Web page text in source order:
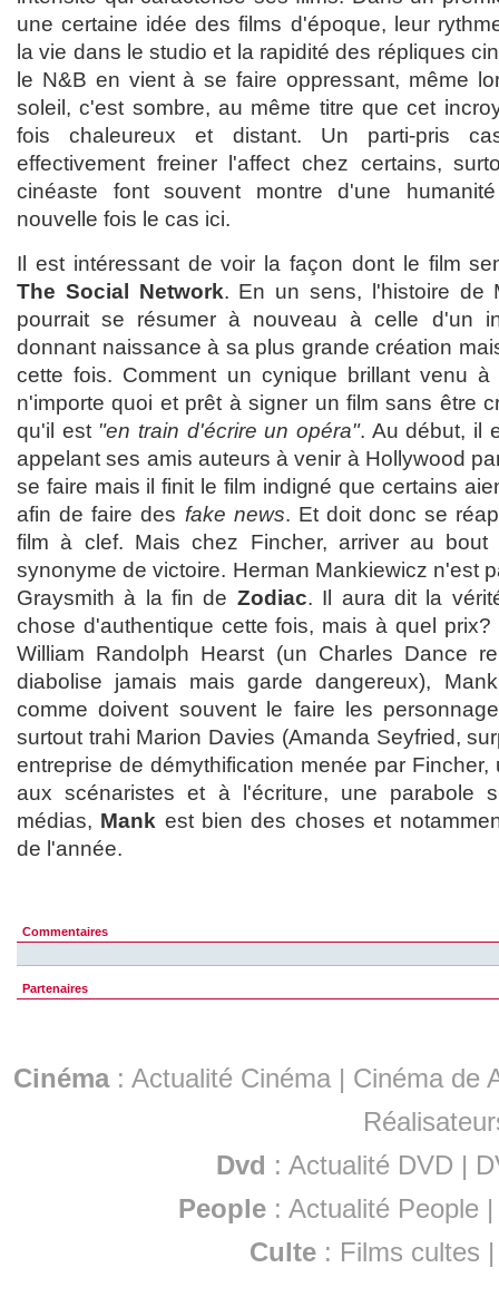
une certaine idée des films d'époque, leur
la vie dans le studio et la rapidité des répliques
le N&B en vient à se faire oppressant, même
soleil, c'est sombre, au même titre que cet
fois chaleureux et distant. Un parti-pris
effectivement freiner l'affect chez certains,
cinéaste font souvent montre d'une
nouvelle fois le cas ici.
Il est intéressant de voir la façon dont le film
The Social Network. En un sens, l'histoire de
pourrait se résumer à nouveau à celle d'un
donnant naissance à sa plus grande création
cette fois. Comment un cynique brillant venu à
n'importe quoi et prêt à signer un film sans être
qu'il est "en train d'écrire un opéra". Au début, il
appelant ses amis auteurs à venir à Hollywood
se faire mais il finit le film indigné que certains
afin de faire des fake news. Et doit donc se
film à clef. Mais chez Fincher, arriver au
synonyme de victoire. Herman Mankiewicz n'est
Graysmith à la fin de Zodiac. Il aura dit la
chose d'authentique cette fois, mais à quel
William Randolph Hearst (un Charles Dance
diabolise jamais mais garde dangereux),
comme doivent souvent le faire les
surtout trahi Marion Davies (Amanda Seyfried,
entreprise de démythification menée par
aux scénaristes et à l'écriture, une parabole
médias, Mank est bien des choses et
de l'année.
Commentaires
Partenaires
Cinéma: Actualité Cinéma | Cinéma de
Dvd : Actualité DVD |
People :Actualité People
Culte : Films cultes